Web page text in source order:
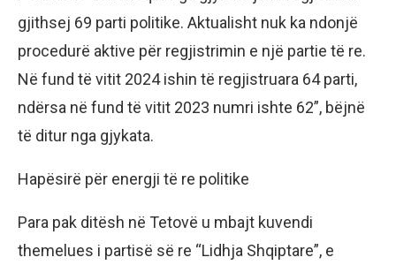
gjithsej 69 parti politike. Aktualisht nuk ka ndonjë
procedurë aktive për regjistrimin e një partie të re.
Në fund të vitit 2024 ishin të regjistruara 64 parti,
ndërsa në fund të vitit 2023 numri ishte 62”, bëjnë
të ditur nga gjykata.
Hapësirë për energji të re politike
Para pak ditësh në Tetovë u mbajt kuvendi
themelues i partisë së re “Lidhja Shqiptare”, e